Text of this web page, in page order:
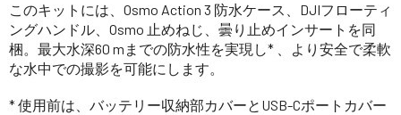
このキットには、Osmo Action 3 防水ケース、DJIフローティ
ングハンドル、Osmo 止めねじ、曇り止めインサートを同
梱。最大水深60 mまでの防水性を実現し* 、より安全で柔軟
な水中での撮影を可能にします。
* 使用前は、バッテリー収納部カバーとUSB-Cポートカバー